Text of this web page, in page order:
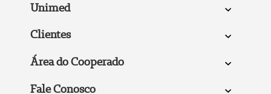
Unimed
Clientes
Área do Cooperado
Fale Conosco